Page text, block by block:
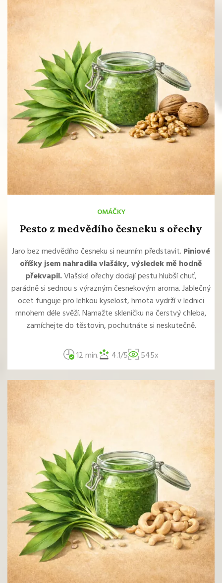
OMÁČKY
Pesto z medvědího česneku s ořechy
Jaro bez medvědího česneku si neumím představit. Piniové
oříšky jsem nahradila vlašáky, výsledek mě hodně
překvapil.Vlašské ořechy dodají pestu hlubší chuť,
parádně si sednou s výrazným česnekovým aroma. Jablečný
ocet funguje pro lehkou kyselost, hmota vydrží v lednici
mnohem déle svěží. Namažte skleničku na čerstvý chleba,
zamíchejte do těstovin, pochutnáte si neskutečně.
12 min. 4.1/5 545x